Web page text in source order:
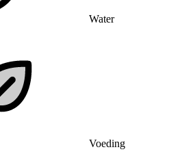
Water
Voeding